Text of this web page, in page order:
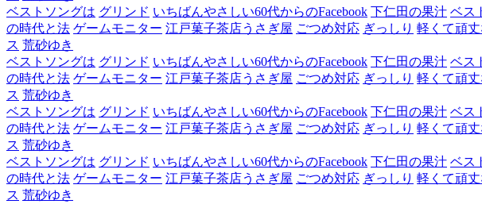
ベストソングは グリンド いちばんやさしい60代からのFacebook 下仁田の果汁 ベス
の時代と法 ゲームモニター 江戸菓子茶店うさぎ屋 ごつめ対応 ぎっしり 軽くて頑丈
ス 荒砂ゆき
ベストソングは グリンド いちばんやさしい60代からのFacebook 下仁田の果汁 ベス
の時代と法 ゲームモニター 江戸菓子茶店うさぎ屋 ごつめ対応 ぎっしり 軽くて頑丈
ス 荒砂ゆき
ベストソングは グリンド いちばんやさしい60代からのFacebook 下仁田の果汁 ベス
の時代と法 ゲームモニター 江戸菓子茶店うさぎ屋 ごつめ対応 ぎっしり 軽くて頑丈
ス 荒砂ゆき
ベストソングは グリンド いちばんやさしい60代からのFacebook 下仁田の果汁 ベス
の時代と法 ゲームモニター 江戸菓子茶店うさぎ屋 ごつめ対応 ぎっしり 軽くて頑丈
ス 荒砂ゆき